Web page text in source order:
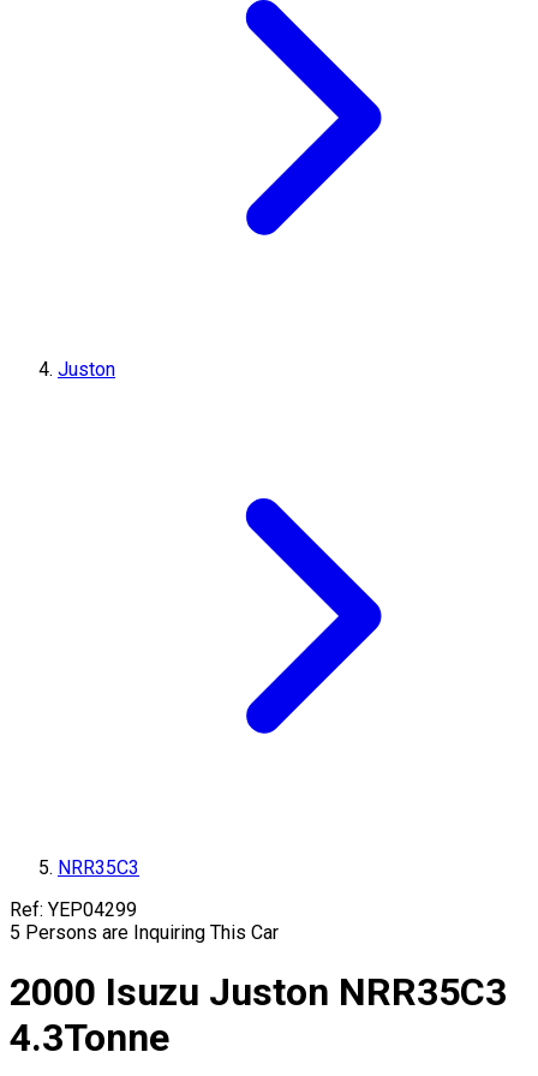
Juston
NRR35C3
Ref: YEP04299
5 Persons are Inquiring This Car
2000 Isuzu Juston NRR35C3
4.3Tonne